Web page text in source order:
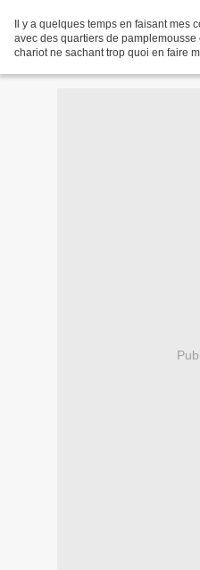
Il y a quelques temps en faisant mes
avec des quartiers de
chariot ne sachant trop quoi en faire